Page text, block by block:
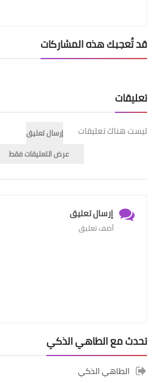
قد تُعجبك هذه المشاركات
تعليقات
ليست هناك تعليقات
إرسال تعليق
عرض التعليقات فقط
إرسال تعليق
أضف تعليق
تحدث مع الطاهي الذكي
الطاهي الذكي